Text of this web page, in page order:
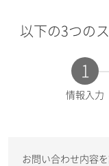
以下の3つの
1
現
情報入力
お問い合わせ内容